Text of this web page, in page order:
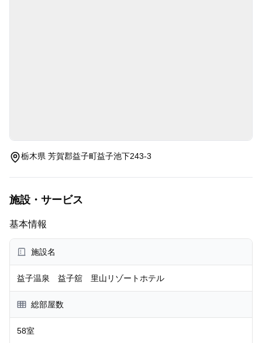
栃木県 芳賀郡益子町益子池下243-3
施設・サービス
基本情報
施設名
益子温泉 益子舘 里山リゾートホテル
総部屋数
58室